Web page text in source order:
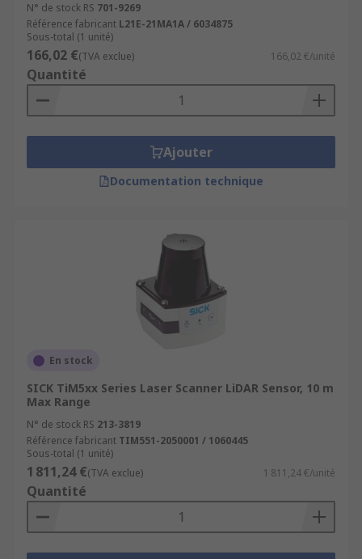
N° de stock RS 701-9269
Référence fabricant L21E-21MA1A / 6034875
Sous-total (1 unité)
166,02 €(TVA exclue) 166,02 €/unité
Quantité
Ajouter
Documentation technique
En stock
SICK TiM5xx Series Laser Scanner LiDAR Sensor, 10 m
Max Range
N° de stock RS 213-3819
Référence fabricant TIM551-2050001 / 1060445
Sous-total (1 unité)
1 811,24 €(TVA exclue) 1 811,24 €/unité
Quantité